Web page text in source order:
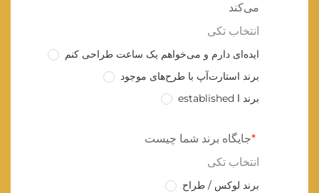
می‌کند
انتخاب تکی
ایده‌ای دارم و می‌خواهم یک ساعت طراحی کنم
برند استارت‌آپ با طرح‌های موجود
برند ا established
جایگاه برند شما چیست
انتخاب تکی
برند لوکس / طراح